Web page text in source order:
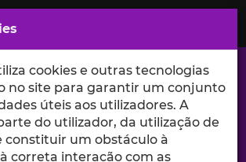
e ciência no Iscte
cookies e outras tecnologias
no site para garantir um conjunto
úteis aos utilizadores. A
do utilizador, da utilização de
constituir um obstáculo à
correta interação com as